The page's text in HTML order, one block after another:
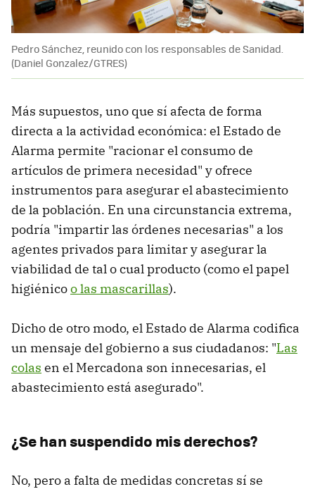
Pedro Sánchez, reunido con los responsables de Sanidad.
(Daniel Gonzalez/GTRES)
Más supuestos, uno que sí afecta de forma
directa a la actividad económica: el Estado de
Alarma permite "racionar el consumo de
artículos de primera necesidad" y ofrece
instrumentos para asegurar el abastecimiento
de la población. En una circunstancia extrema,
podría "impartir las órdenes necesarias" a los
agentes privados para limitar y asegurar la
viabilidad de tal o cual producto (como el papel
higiénicoo las mascarillas).
Dicho de otro modo, el Estado de Alarma codifica
un mensaje del gobierno a sus ciudadanos: "Las
colas en el Mercadona son innecesarias, el
abastecimiento está asegurado".
¿Se han suspendido mis derechos?
No, pero a falta de medidas concretas sí se